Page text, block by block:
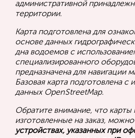
административной
территории.
Карта подготовлена для
основе данных
дна водоемов с
специализированного
предназначена для навигации
Базовая карта подготовлена с
данных OpenStreetMap.
Обратите внимание, что карты
изготовленные на заказ,
устройствах, указанных при